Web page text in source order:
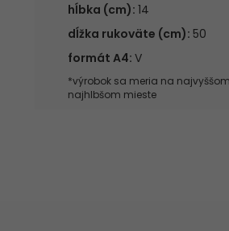
hĺbka (cm): 14
dĺžka rukoväte (cm): 50
formát A4: V
*výrobok sa meria na
najhlbšom mieste